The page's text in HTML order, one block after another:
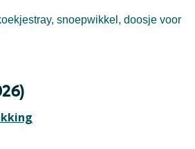
snoepwikkel, doosje voor